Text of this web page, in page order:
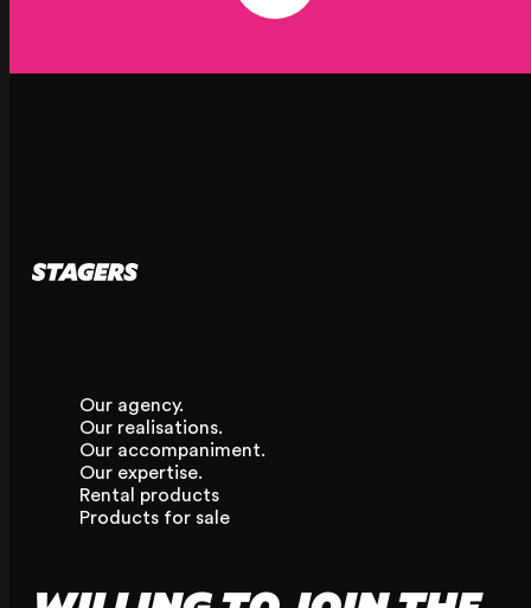
Our agency.
Our realisations.
Our accompaniment.
Our expertise.
Rental products
Products for sale